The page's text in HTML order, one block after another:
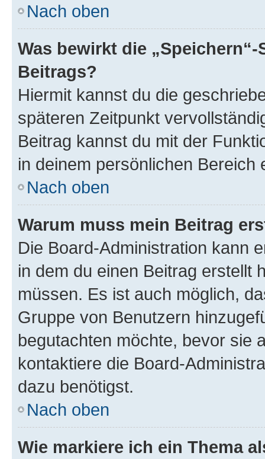
Nach oben
Was bewirkt die
Beitrags?
Hiermit kannst du die
späteren Zeitpunkt
Beitrag kannst du mit der
in deinem persönlichen Bereich
Nach oben
Warum muss mein Beitrag
Die Board-Administration kann
in dem du einen Beitrag erstellt
müssen. Es ist auch möglich,
Gruppe von Benutzern
begutachten möchte, bevor sie
kontaktiere die Board-
dazu benötigst.
Nach oben
Wie markiere ich ein Thema